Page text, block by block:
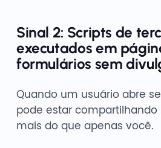
Sinal 2: Scripts de
executados em
formulários sem
Quando um usuário abre
pode estar
mais do que apenas você.